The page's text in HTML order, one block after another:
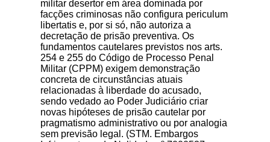
militar desertor em área dominada por
facções criminosas não configura periculum
libertatis e, por si só, não autoriza a
decretação de prisão preventiva. Os
fundamentos cautelares previstos nos arts.
254 e 255 do Código de Processo Penal
Militar (CPPM) exigem demonstração
concreta de circunstâncias atuais
relacionadas à liberdade do acusado,
sendo vedado ao Poder Judiciário criar
novas hipóteses de prisão cautelar por
pragmatismo administrativo ou por analogia
sem previsão legal. (STM. Embargos